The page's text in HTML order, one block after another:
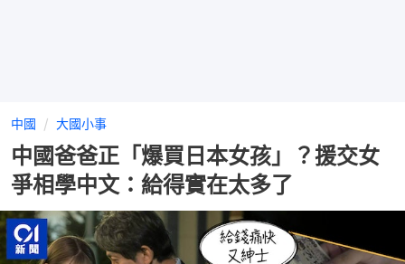
中國 大國小事
中國爸爸正「爆買日本女孩」？援交女
爭相學中文：給得實在太多了